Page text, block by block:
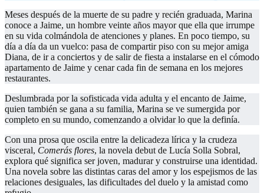
Meses después de la muerte de su padre y recién graduada, Marina
conoce a Jaime, un hombre veinte años mayor que ella que irrumpe
en su vida colmándola de atenciones y planes. En poco tiempo, su
día a día da un vuelco: pasa de compartir piso con su mejor amiga
Diana, de ir a conciertos y de salir de fiesta a instalarse en el cómodo
apartamento de Jaime y cenar cada fin de semana en los mejores
restaurantes.
Deslumbrada por la sofisticada vida adulta y el encanto de Jaime,
quien también se gana a su familia, Marina se ve sumergida por
completo en su mundo, comenzando a olvidar lo que la definía.
Con una prosa que oscila entre la delicadeza lírica y la crudeza
visceral, Comerás flores, la novela debut de Lucía Solla Sobral,
explora qué significa ser joven, madurar y construirse una identidad.
Una novela sobre las distintas caras del amor y los espejismos de las
relaciones desiguales, las dificultades del duelo y la amistad como